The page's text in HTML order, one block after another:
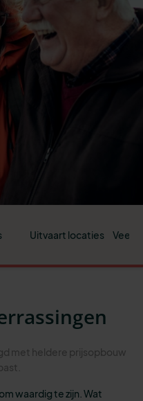
Uitvaart locaties
met heldere prijsopbouw
waardig te zijn. Wat